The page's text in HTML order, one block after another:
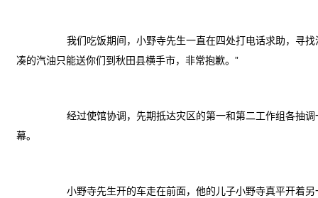
我们吃饭期间，小野寺先生一直在四处打电话求助，寻
凑的汽油只能送你们到秋田县横手市，非常抱歉。”
经过使馆协调，先期抵达灾区的第一和第二工作组各抽
幕。
小野寺先生开的车走在前面，他的儿子小野寺真平开着